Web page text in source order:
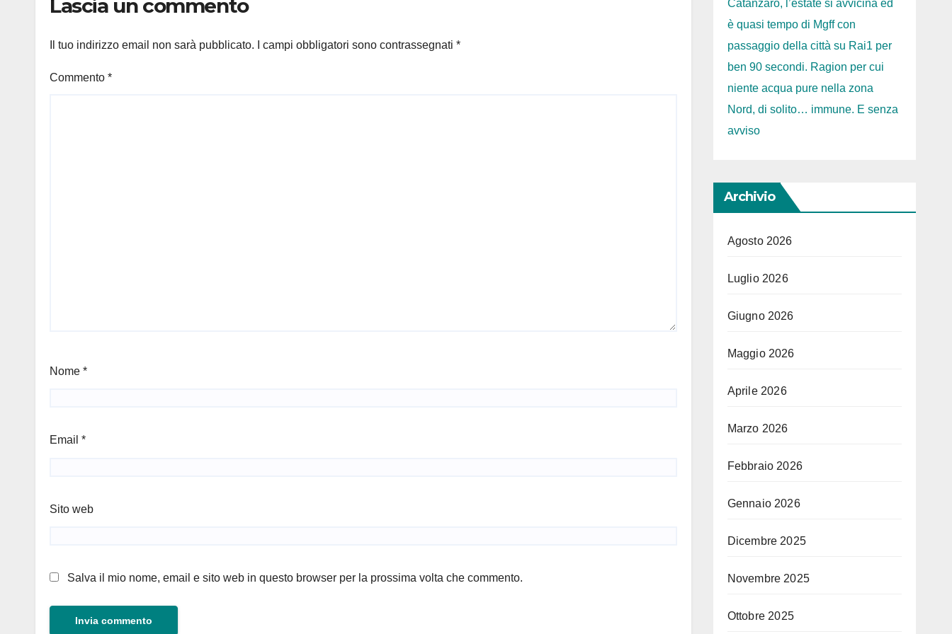
abbinabili al
Lascia un commento
Il tuo indirizzo email non sarà pubblicato. I campi obbligatori sono contrassegnati *
Commento *
Nome *
Email *
Sito web
Salva il mio nome, email e sito web in questo browser per la prossima volta che commento.
Catanzaro, l’estate si avvicina ed
è quasi tempo di Mgff con
passaggio della città su Rai1 per
ben 90 secondi. Ragion per cui
niente acqua pure nella zona
Nord, di solito… immune. E senza
avviso
Archivio
Agosto 2026
Luglio 2026
Giugno 2026
Maggio 2026
Aprile 2026
Marzo 2026
Febbraio 2026
Gennaio 2026
Dicembre 2025
Novembre 2025
Ottobre 2025